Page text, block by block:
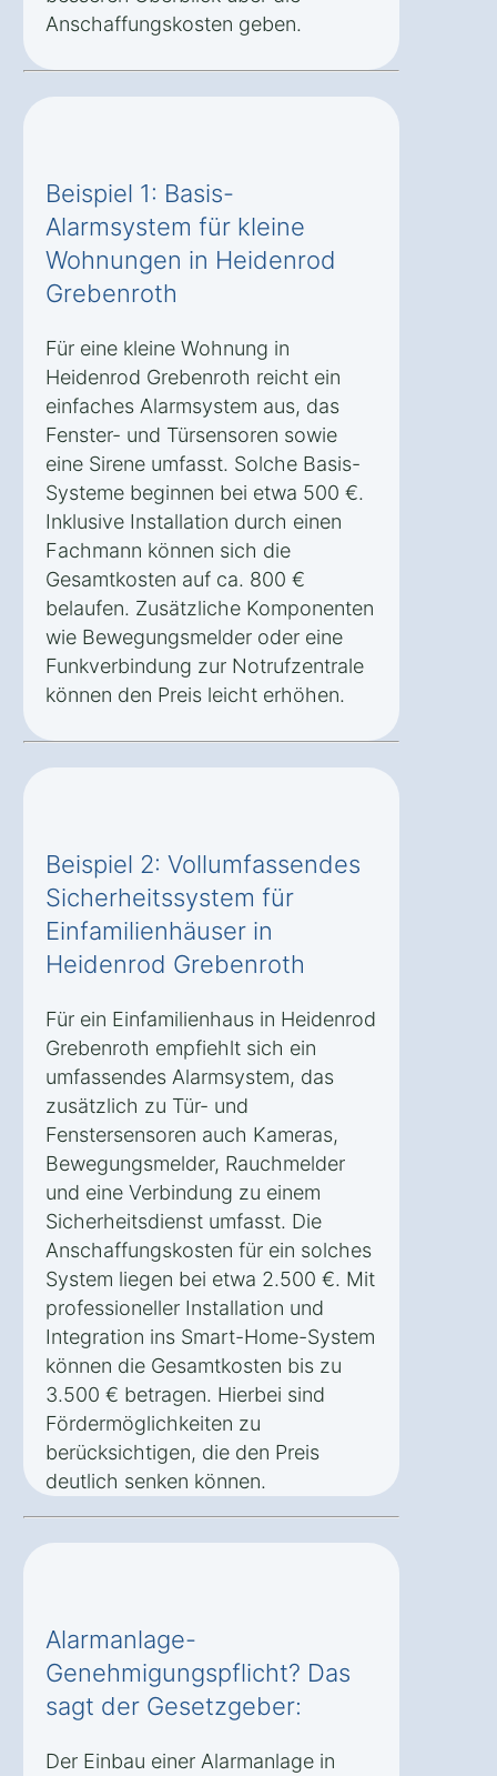
Anschaffungskosten geben.
Beispiel 1: Basis-
Alarmsystem für kleine
Wohnungen in Heidenrod
Grebenroth
Für eine kleine Wohnung in
Heidenrod Grebenroth reicht ein
einfaches Alarmsystem aus, das
Fenster- und Türsensoren sowie
eine Sirene umfasst. Solche Basis-
Systeme beginnen bei etwa 500 €.
Inklusive Installation durch einen
Fachmann können sich die
Gesamtkosten auf ca. 800 €
belaufen. Zusätzliche Komponenten
wie Bewegungsmelder oder eine
Funkverbindung zur Notrufzentrale
können den Preis leicht erhöhen.
Beispiel 2: Vollumfassendes
Sicherheitssystem für
Einfamilienhäuser in
Heidenrod Grebenroth
Für ein Einfamilienhaus in Heidenrod
Grebenroth empfiehlt sich ein
umfassendes Alarmsystem, das
zusätzlich zu Tür- und
Fenstersensoren auch Kameras,
Bewegungsmelder, Rauchmelder
und eine Verbindung zu einem
Sicherheitsdienst umfasst. Die
Anschaffungskosten für ein solches
System liegen bei etwa 2.500 €. Mit
professioneller Installation und
Integration ins Smart-Home-System
können die Gesamtkosten bis zu
3.500 € betragen. Hierbei sind
Fördermöglichkeiten zu
berücksichtigen, die den Preis
deutlich senken können.
Alarmanlage-
Genehmigungspflicht? Das
sagt der Gesetzgeber:
Der Einbau einer Alarmanlage in